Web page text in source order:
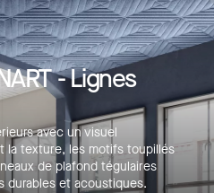
- Lignes
avec un visuel
la texture, les motifs toupillés
de plafond tégulaires
durables et acoustiques.